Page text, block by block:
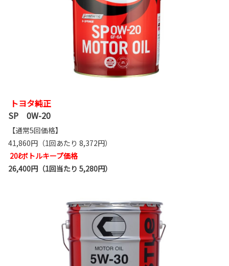
トヨタ純正
SP 0W-20
【通常5回価格】
41,860円（1回あたり 8,372円）
20ℓボトルキープ価格
26,400円（1回当たり 5,280円）